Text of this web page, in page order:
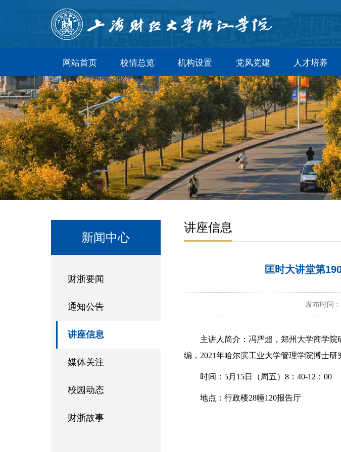
网站首页 校情总览 机构设置 党风党建 人才培养
新闻中心
财浙要闻
通知公告
讲座信息
媒体关注
校园动态
财浙故事
讲座信息
匡时大讲堂第
发布时间
主讲人简介：冯严超，郑州大学商学院
编，2021年哈尔滨工业大学管理学院博士研
时间： 5月15日（周五）8：40-12：00
地点： 行政楼28幢120报告厅